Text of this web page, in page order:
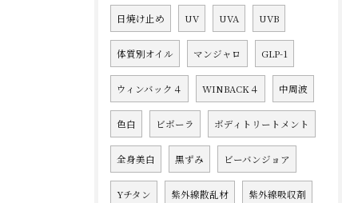
日焼け止め UV UVA UVB
体質別オイル マンジャロ GLP-1
ウィンバック４ WINBACK４ 中周波
色白 ビボーラ ボディトリートメント
全身美白 黒ずみ ビーバンジョア
Yチタン 紫外線散乱材 紫外線吸収剤